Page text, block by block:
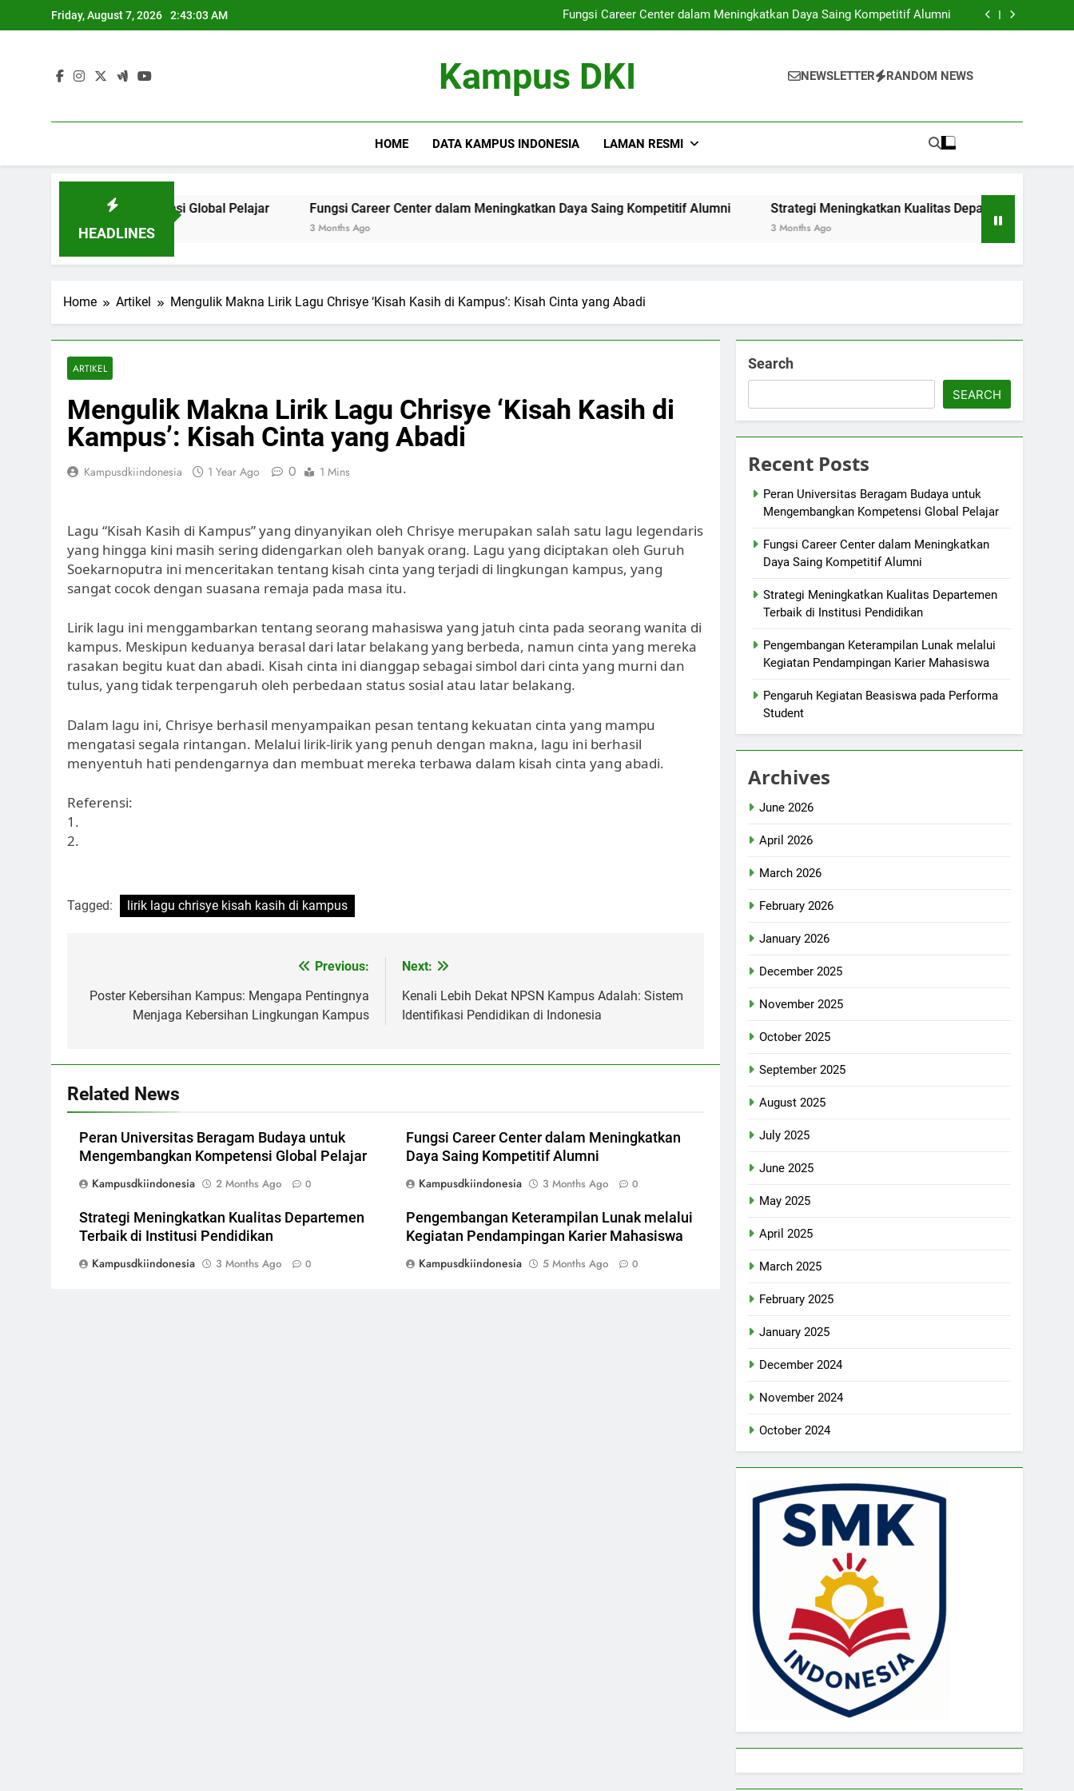
to
Friday, August 7, 2026 2:43:03 AM
Global Pelajar
Fungsi Career Center dalam Meningkatkan Daya Saing Kompetitif Alumni
Strategi Meningkatkan Kualitas Departemen Terbaik di Institusi Pendidikan
Global Pelajar
Fungsi Career Center dalam Meningkatkan Daya Saing Kompetitif Alumni
Strategi Meningkatkan Kualitas Departemen Terbaik di Institusi Pendidikan
Kampus DKI NEWSLETTER RANDOM NEWS
HOME DATA KAMPUS INDONESIA LAMAN RESMI
HEADLINES
Kompetensi Global Pelajar Fungsi Career Center dalam Meningkatkan Daya Saing Kompetitif Alumni
3 Months Ago
Strategi Meningkatkan Kualitas Departemen Terbaik di
3 Months Ago
Home Artikel Mengulik Makna Lirik Lagu Chrisye ‘Kisah Kasih di Kampus’: Kisah Cinta yang Abadi
ARTIKEL
Mengulik Makna Lirik Lagu Chrisye ‘Kisah Kasih di
Kampus’: Kisah Cinta yang Abadi
Kampusdkiindonesia 1 Year Ago 0 1 Mins
Lagu “Kisah Kasih di Kampus” yang dinyanyikan oleh Chrisye merupakan salah satu lagu legendaris
yang hingga kini masih sering didengarkan oleh banyak orang. Lagu yang diciptakan oleh Guruh
Soekarnoputra ini menceritakan tentang kisah cinta yang terjadi di lingkungan kampus, yang
sangat cocok dengan suasana remaja pada masa itu.
Lirik lagu ini menggambarkan tentang seorang mahasiswa yang jatuh cinta pada seorang wanita di
kampus. Meskipun keduanya berasal dari latar belakang yang berbeda, namun cinta yang mereka
rasakan begitu kuat dan abadi. Kisah cinta ini dianggap sebagai simbol dari cinta yang murni dan
tulus, yang tidak terpengaruh oleh perbedaan status sosial atau latar belakang.
Dalam lagu ini, Chrisye berhasil menyampaikan pesan tentang kekuatan cinta yang mampu
mengatasi segala rintangan. Melalui lirik-lirik yang penuh dengan makna, lagu ini berhasil
menyentuh hati pendengarnya dan membuat mereka terbawa dalam kisah cinta yang abadi.
Referensi:
1.
2.
Tagged: lirik lagu chrisye kisah kasih di kampus
navigation
Previous:
Poster Kebersihan Kampus: Mengapa Pentingnya
Menjaga Kebersihan Lingkungan Kampus
Next:
Kenali Lebih Dekat NPSN Kampus Adalah: Sistem
Identifikasi Pendidikan di Indonesia
Related News
Peran Universitas Beragam Budaya untuk
Mengembangkan Kompetensi Global Pelajar
Kampusdkiindonesia
2 Months Ago 0
Fungsi Career Center dalam Meningkatkan
Daya Saing Kompetitif Alumni
Kampusdkiindonesia
3 Months Ago 0
Strategi Meningkatkan Kualitas Departemen
Terbaik di Institusi Pendidikan
Kampusdkiindonesia
3 Months Ago 0
Pengembangan Keterampilan Lunak melalui
Kegiatan Pendampingan Karier Mahasiswa
Kampusdkiindonesia
5 Months Ago 0
Search
SEARCH
Recent Posts
Peran Universitas Beragam Budaya untuk
Mengembangkan Kompetensi Global Pelajar
Fungsi Career Center dalam Meningkatkan
Daya Saing Kompetitif Alumni
Strategi Meningkatkan Kualitas Departemen
Terbaik di Institusi Pendidikan
Pengembangan Keterampilan Lunak melalui
Kegiatan Pendampingan Karier Mahasiswa
Pengaruh Kegiatan Beasiswa pada Performa
Student
Archives
June 2026
April 2026
March 2026
February 2026
January 2026
December 2025
November 2025
October 2025
September 2025
August 2025
July 2025
June 2025
May 2025
April 2025
March 2025
February 2025
January 2025
December 2024
November 2024
October 2024